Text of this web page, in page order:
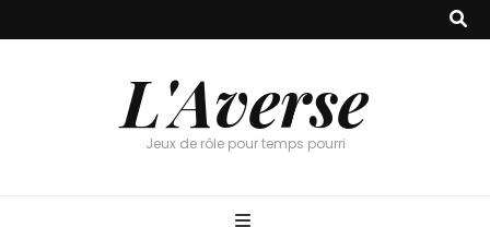
L'Averse
Jeux de rôle pour temps pourri